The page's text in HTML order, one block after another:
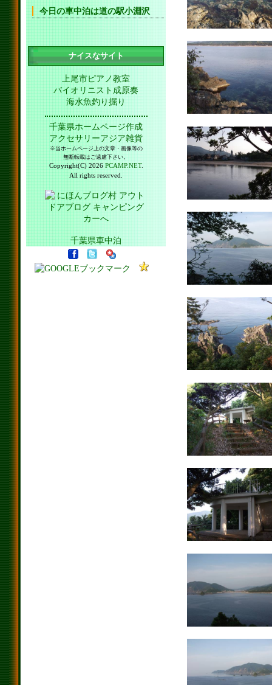
今日の車中泊は道の駅小淵沢
ナイスなサイト
上尾市ピアノ教室
バイオリニスト成原奏
海水魚釣り掘り
千葉県ホームページ作成
アクセサリーアジア雑貨
※当ホームページ上の文章・画像等の
無断転載はご遠慮下さい。
Copyright(C) 2026 PCAMP.NET.
All rights reserved.
千葉県車中泊